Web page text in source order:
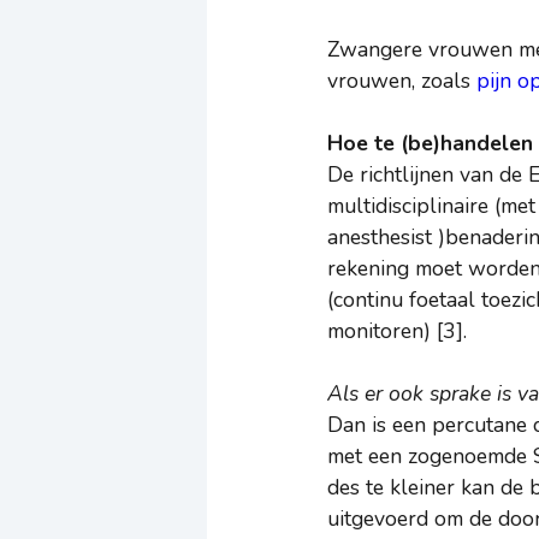
Zwangere vrouwen
vrouwen, zoals pijn
Hoe te (be)handelen
De richtlijnen van de
multidisciplinaire
anesthesist
rekening moet
(continu foetaal
monitoren) [3].
Als er ook sprake is
Dan is een
met een
des te kleiner kan de
uitgevoerd om de